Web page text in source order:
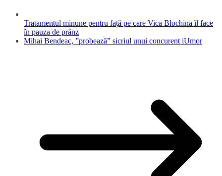
Tratamentul minune pentru față pe care Vica Blochina îl face
în pauza de prânz
Mihai Bendeac, ”probează” sicriul unui concurent iUmor